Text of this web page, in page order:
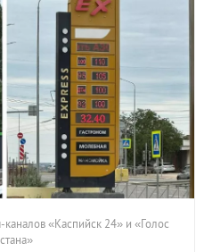
«Каспийск 24» и «Голос